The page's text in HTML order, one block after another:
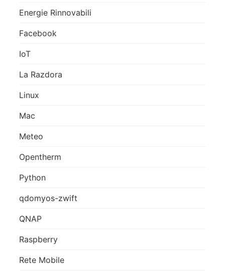
Energie Rinnovabili
Facebook
IoT
La Razdora
Linux
Mac
Meteo
Opentherm
Python
qdomyos-zwift
QNAP
Raspberry
Rete Mobile